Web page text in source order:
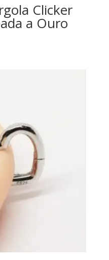
Clicker
a Ouro